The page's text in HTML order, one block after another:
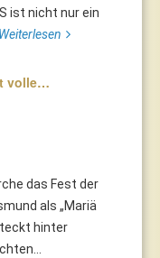
ist nicht nur ein
Weiterlesen
volle…
das Fest der
als „Mariä
hinter